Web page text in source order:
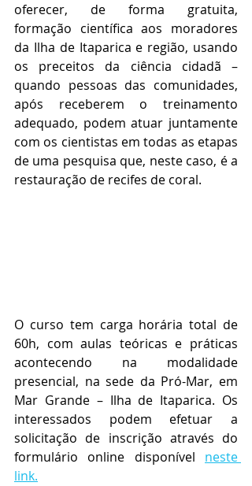
oferecer, de forma gratuita,
formação científica aos moradores
da Ilha de Itaparica e região, usando
os preceitos da ciência cidadã –
quando pessoas das comunidades,
após receberem o treinamento
adequado, podem atuar juntamente
com os cientistas em todas as etapas
de uma pesquisa que, neste caso, é a
restauração de recifes de coral.
O curso tem carga horária total de
60h, com aulas teóricas e práticas
acontecendo na modalidade
presencial, na sede da Pró-Mar, em
Mar Grande – Ilha de Itaparica. Os
interessados podem efetuar a
solicitação de inscrição através do
formulário online disponível neste
link.